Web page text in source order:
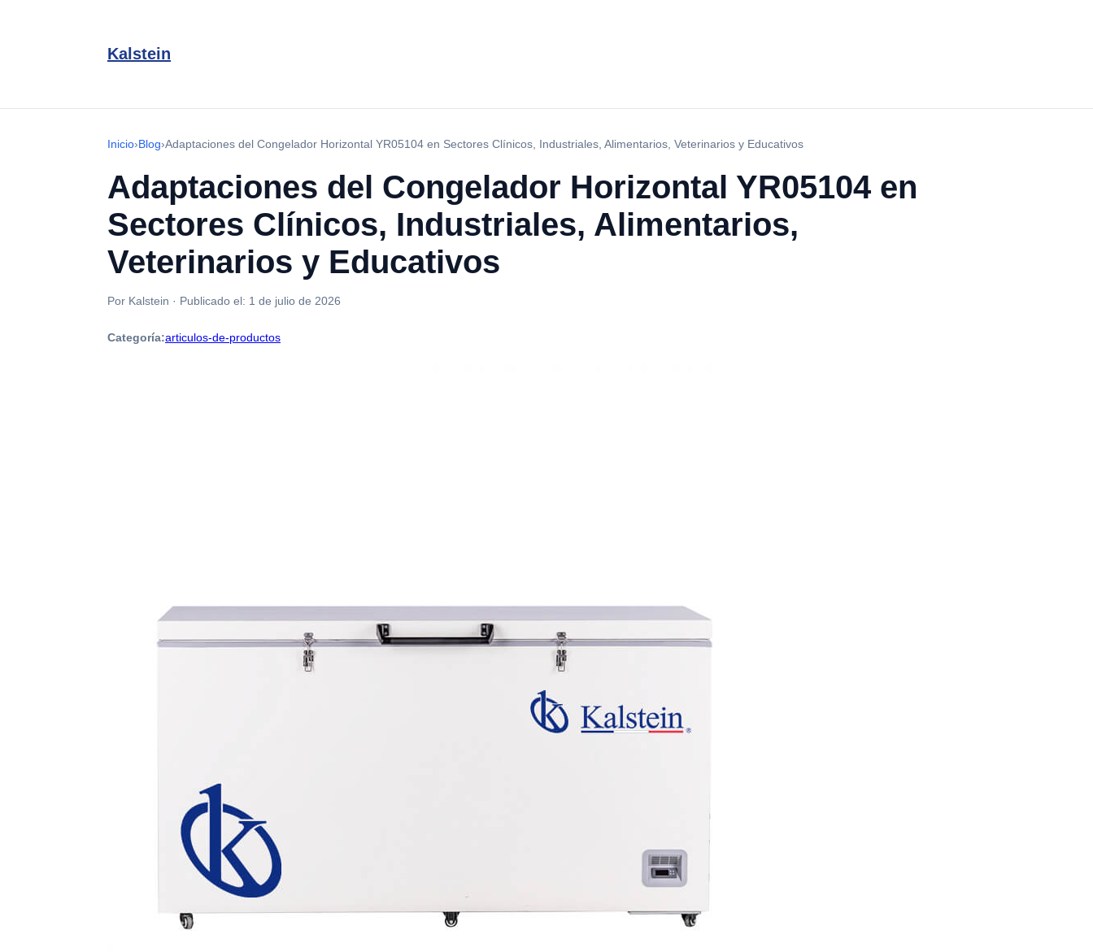
Kalstein
Inicio›Blog›Adaptaciones del Congelador Horizontal YR05104 en Sectores Clínicos, Industriales, Alimentarios, Veterinarios y Educativos
Adaptaciones del Congelador Horizontal YR05104 en
Sectores Clínicos, Industriales, Alimentarios,
Veterinarios y Educativos
Por Kalstein · Publicado el: 1 de julio de 2026
Categoría:articulos-de-productos